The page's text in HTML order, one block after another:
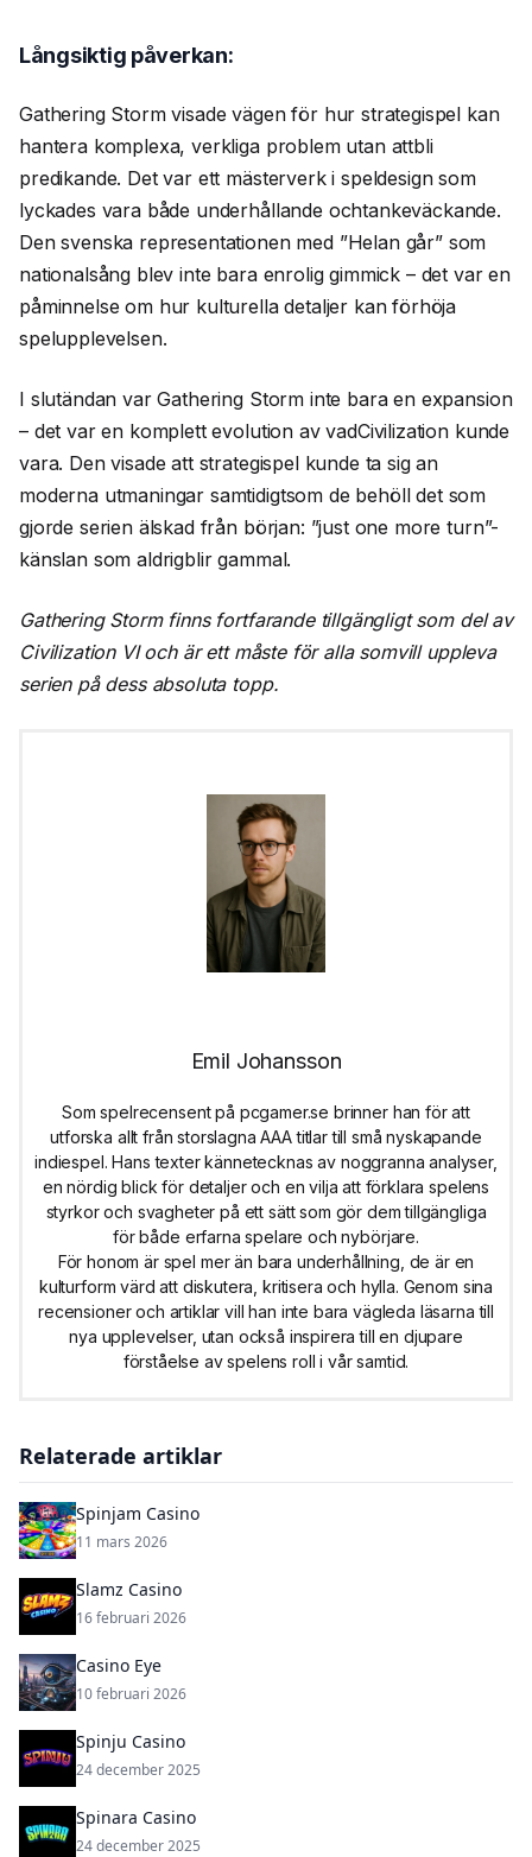
Långsiktig påverkan:
Gathering Storm visade vägen för hur strategispel kan
hantera komplexa, verkliga problem utan attbli
predikande. Det var ett mästerverk i speldesign som
lyckades vara både underhållande ochtankeväckande.
Den svenska representationen med ”Helan går” som
nationalsång blev inte bara enrolig gimmick – det var en
påminnelse om hur kulturella detaljer kan förhöja
spelupplevelsen.
I slutändan var Gathering Storm inte bara en expansion
– det var en komplett evolution av vadCivilization kunde
vara. Den visade att strategispel kunde ta sig an
moderna utmaningar samtidigtsom de behöll det som
gjorde serien älskad från början: ”just one more turn”-
känslan som aldrigblir gammal.
Gathering Storm finns fortfarande tillgängligt som del av
Civilization VI och är ett måste för alla somvill uppleva
serien på dess absoluta topp.
Emil Johansson
Som spelrecensent på pcgamer.se brinner han för att
utforska allt från storslagna AAA titlar till små nyskapande
indiespel. Hans texter kännetecknas av noggranna analyser,
en nördig blick för detaljer och en vilja att förklara spelens
styrkor och svagheter på ett sätt som gör dem tillgängliga
för både erfarna spelare och nybörjare.
För honom är spel mer än bara underhållning, de är en
kulturform värd att diskutera, kritisera och hylla. Genom sina
recensioner och artiklar vill han inte bara vägleda läsarna till
nya upplevelser, utan också inspirera till en djupare
förståelse av spelens roll i vår samtid.
Relaterade artiklar
Spinjam Casino
11 mars 2026
Slamz Casino
16 februari 2026
Casino Eye
10 februari 2026
Spinju Casino
24 december 2025
Spinara Casino
24 december 2025